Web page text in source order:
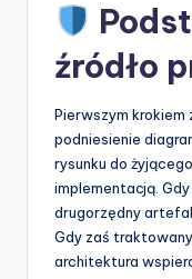
źródło
Pierwszym krokiem
podniesienie
rysunku do
implementacją.
drugorzędny
Gdy zaś
architektura